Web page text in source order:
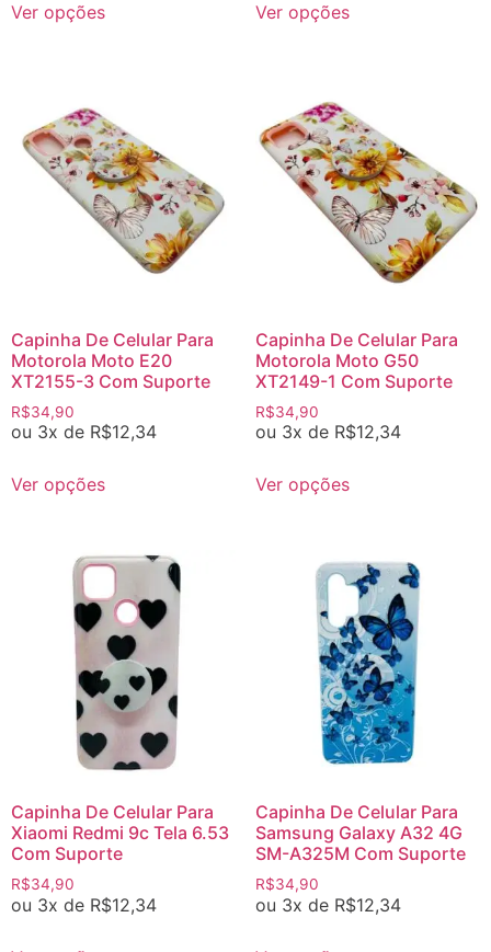
Ver opções Ver opções
Capinha De Celular Para
Motorola Moto E20
XT2155-3 Com Suporte
R$34,90
ou 3x de R$12,34
Ver opções
Capinha De Celular Para
Motorola Moto G50
XT2149-1 Com Suporte
R$34,90
ou 3x de R$12,34
Ver opções
Capinha De Celular Para
Xiaomi Redmi 9c Tela 6.53
Com Suporte
R$34,90
ou 3x de R$12,34
Capinha De Celular Para
Samsung Galaxy A32 4G
SM-A325M Com Suporte
R$34,90
ou 3x de R$12,34